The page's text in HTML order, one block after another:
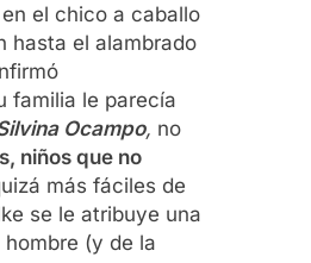
el chico a caballo
hasta el alambrado
familia le parecía
Ocampo, no
niños que no
más fáciles de
se le atribuye una
(y de la